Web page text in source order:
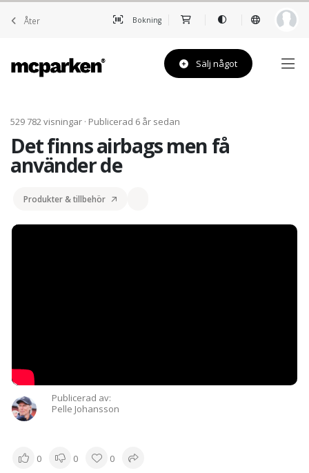
Åter Bokning
Sälj något
529 782 visningar · Publicerad 6 år sedan
Det finns airbags men få
använder de
Produkter & tillbehör
Publicerad av:
Pelle Johansson
0 0
0